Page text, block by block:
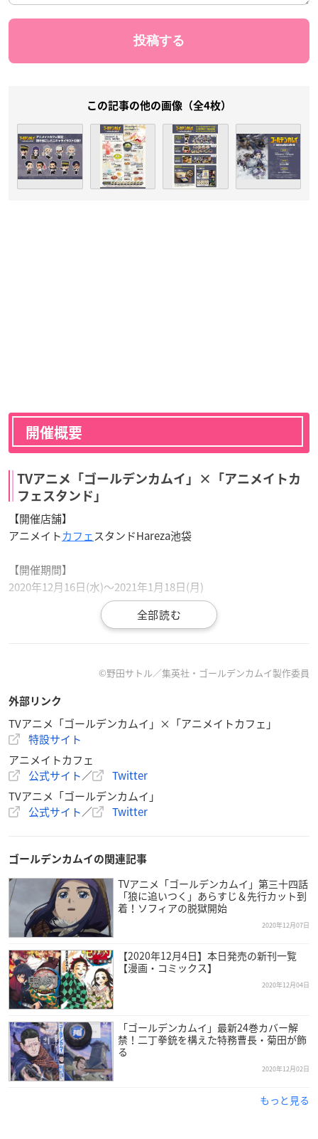
この記事の他の画像（全4枚）
開催概要
TVアニメ「ゴールデンカムイ」×「アニメイトカ
フェスタンド」
【開催店舗】
アニメイトカフェスタンドHareza池袋
【開催期間】
2020年12月16日(水)～2021年1月18日(月)
ゴールデンカムイ』】
■開催期間：2020/12/16～2021/1/18
コラボメニュー＆限定グッズ、
描き起こしミニキャライラストを公開ッ！
イ#ゴールデンカムイ_x_animatecafe
XH8RXb0
— アニメイトカフェ総合 (@animate_cafe)
020
©野田サトル／集英社・ゴールデンカムイ製作委員
外部リンク
TVアニメ「ゴールデンカムイ」×「アニメイトカフェ」
特設サイト
アニメイトカフェ
公式サイト／
Twitter
TVアニメ「ゴールデンカムイ」
公式サイト／ Twitter
ゴールデンカムイの関連記事
TVアニメ「ゴールデンカムイ」第三十四話
「狼に追いつく」あらすじ＆先行カット到
着！ソフィアの脱獄開始
2020年12月07日
【2020年12月4日】本日発売の新刊一覧
【漫画・コミックス】
2020年12月04日
「ゴールデンカムイ」最新24巻カバー解
禁！二丁拳銃を構えた特務曹長・菊田が飾
る
2020年12月02日
もっと見る